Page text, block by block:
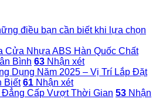
điều bạn cần biết khi lựa chọn
Cửa Nhựa ABS Hàn Quốc Chất
Bình 63 Nhận xét
Dụng Năm 2025 – Vị Trí Lắp Đặt
Biết 61 Nhận xét
Cấp Vượt Thời Gian 53 Nhận